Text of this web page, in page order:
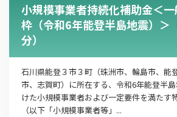
お名前
会社名
小規模事業者持続化補助金＜
枠（令和6年能登半島地震）＞
分）
石川県能登３市３町（珠洲市、輪島市、能
市、志賀町）に所在する、令和6年能登半
けた小規模事業者および一定要件を満たす
（以下「小規模事業者等」...